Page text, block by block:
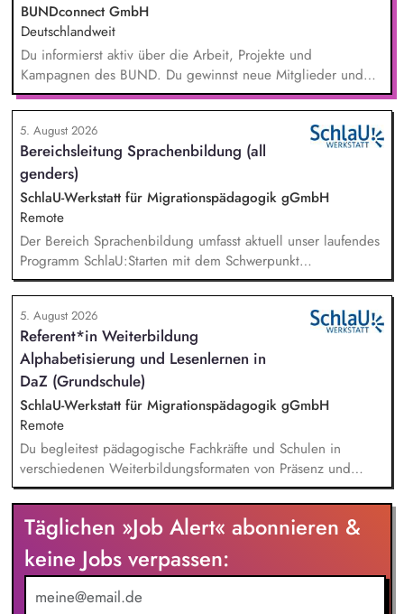
BUNDconnect GmbH
Deutschlandweit
Du informierst aktiv über die Arbeit, Projekte und
Kampagnen des BUND. Du gewinnst neue Mitglieder und
stärkst damit langfristig den Umwelt- und Naturschutz. Du
beantwortest Fragen zu Umwelt-, Arten- und Klimaschutz nach
bestem Wissen und Gewissen. Du unterstützt Kampagnen
und Aktionen, beispielsweise durch das Sammeln von
Unterschriften für Petitionen.
5. August 2026
Bereichsleitung Sprachenbildung (all
genders)
SchlaU-Werkstatt für Migrationspädagogik gGmbH
Remote
Der Bereich Sprachenbildung umfasst aktuell unser laufendes
Programm SchlaU:Starten mit dem Schwerpunkt
"Alphabetisierung in DaZ für die Grundschule" sowie
zukünftig weitere auf Unterrichtsmaterial bezogene Projekte
mit den Schwerpunkten sprachensensibles und
rassismuskritisches Deutschlernen von der Grundschule bis in
die Berufliche Bildung. Der Bereich Sprachenbildung
entwickelt in seinen Projekten dazu zielgruppengerechte und
innovative Unterrichtsmaterialien und begleitet pädagogische
Fachkräfte mit daran angeschlossenen
Weiterbildungsangeboten online wie offline.
5. August 2026
Referent*in Weiterbildung
Alphabetisierung und Lesenlernen in
DaZ (Grundschule)
SchlaU-Werkstatt für Migrationspädagogik gGmbH
Remote
Du begleitest pädagogische Fachkräfte und Schulen in
verschiedenen Weiterbildungsformaten von Präsenz und
Online-Workshops bis hin zu pädogischen Tagen und erstellst
Online-Selbstlernkurse für unsere Plattform schlau-lernen.org.
Die inhaltlichen Schwerpunkte liegen dabei auf den
Bereichen Lesen lernen, Mehrsprachigkeitsbewusstsein und
Alphabetisierung in der Grundschule.
Täglichen »Job Alert« abonnieren &
keine Jobs verpassen: